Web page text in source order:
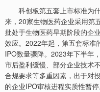
科创板第五套上市标准为什
来，20家生物医药企业采用第
批处于生物医药早期阶段的企
效应。2022年起，第五套标准
IPO数量骤降。2023年下半年
市后盈利缓慢、部分企业技术
合规要求等多重因素，出于对
的企业IPO审核进程实质性暂停